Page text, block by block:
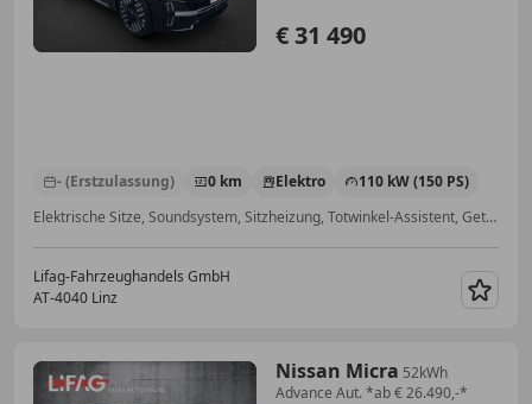
€ 31 490
- (Erstzulassung) 0 km Elektro
110 kW (150 PS)
Elektrische Sitze, Soundsystem, Sitzheizung, Totwinkel-Assistent, Getönte Scheiben, Navigationssystem, Klimaautomatik, Induktionsladen für Smartphones
Lifag-Fahrzeughandels GmbH
AT-4040 Linz
Nissan Micra 52kWh
Advance Aut. *ab € 26.490,-*